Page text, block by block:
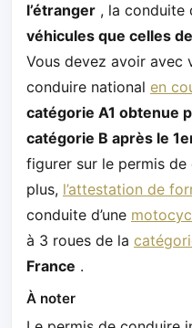
l’étranger , la conduite
véhicules que celles
Vous devez avoir avec
conduire national en
catégorie A1 obtenue
catégorie B après le
figurer sur le permis
plus, l’attestation de
conduite d’une
à 3 roues de la
France .
À noter